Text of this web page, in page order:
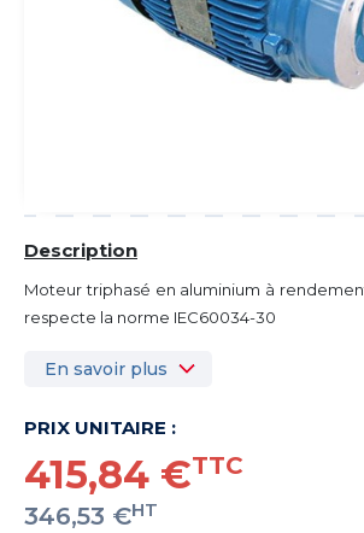
Description
Moteur triphasé en aluminium à
respecte la norme IEC60034-30
En savoir plus
PRIX UNITAIRE :
415,84 €TTC
346,53 €HT